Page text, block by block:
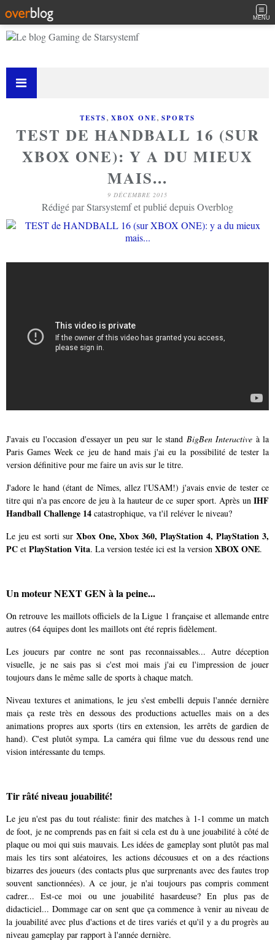
MENU
TESTS, XBOX ONE, SPORTS
TEST DE HANDBALL 16 (SUR
XBOX ONE): Y A DU MIEUX
MAIS...
9 DÉCEMBRE 2015
Rédigé par Starsystemf et publié depuis Overblog
J'avais eu l'occasion d'essayer un peu sur le stand BigBen Interactive à la
Paris Games Week ce jeu de hand mais j'ai eu la possibilité de tester la
version définitive pour me faire un avis sur le titre.
J'adore le hand (étant de Nîmes, allez l'USAM!) j'avais envie de tester ce
titre qui n'a pas encore de jeu à la hauteur de ce super sport. Après un IHF
Handball Challenge 14 catastrophique, va t'il reléver le niveau?
Le jeu est sorti sur Xbox One, Xbox 360, PlayStation 4, PlayStation 3,
PC et PlayStation Vita. La version testée ici est la version XBOX ONE.
Un moteur NEXT GEN à la peine...
On retrouve les maillots officiels de la Ligue 1 française et allemande entre
autres (64 équipes dont les maillots ont été repris fidèlement.
Les joueurs par contre ne sont pas reconnaissables... Autre déception
visuelle, je ne sais pas si c'est moi mais j'ai eu l'impression de jouer
toujours dans le même salle de sports à chaque match.
Niveau textures et animations, le jeu s'est embelli depuis l'année dernière
mais ça reste très en dessous des productions actuelles mais on a des
animations propres aux sports (tirs en extension, les arrêts de gardien de
hand). C'est plutôt sympa. La caméra qui filme vue du dessous rend une
vision intéressante du temps.
Tir râté niveau jouabilité!
Le jeu n'est pas du tout réaliste: finir des matches à 1-1 comme un match
de foot, je ne comprends pas en fait si cela est du à une jouabilité à côté de
plaque ou moi qui suis mauvais. Les idées de gameplay sont plutôt pas mal
mais les tirs sont aléatoires, les actions décousues et on a des réactions
bizarres des joueurs (des contacts plus que surprenants avec des fautes trop
souvent sanctionnées). A ce jour, je n'ai toujours pas compris comment
cadrer... Est-ce moi ou une jouabilité hasardeuse? En plus pas de
didacticiel... Dommage car on sent que ça commence à venir au niveau de
la jouabilité avec plus d'actions et de tires variés et qu'il y a du progrès au
niveau gameplay par rapport à l'année dernière.